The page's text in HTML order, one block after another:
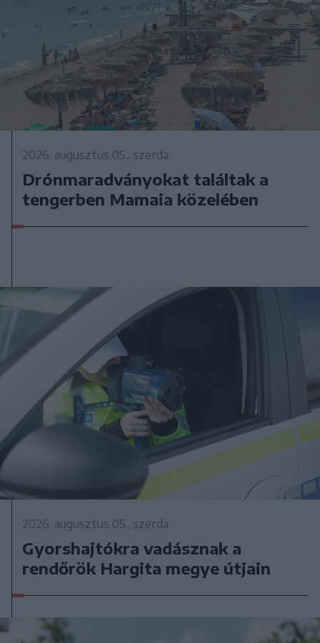
2026. augusztus 05., szerda
Drónmaradványokat találtak a
tengerben Mamaia közelében
2026. augusztus 05., szerda
Gyorshajtókra vadásznak a
rendőrök Hargita megye útjain